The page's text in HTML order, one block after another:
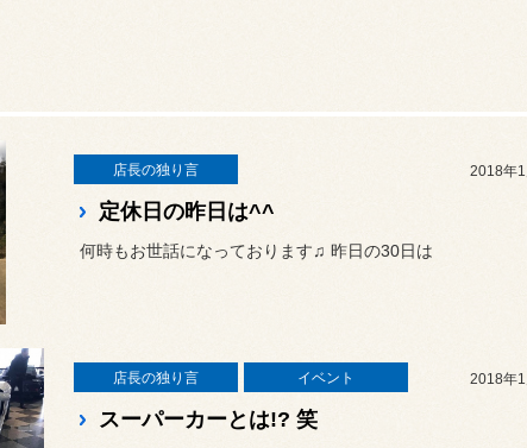
店長の独り言 2018年1
定休日の昨日は^^
何時もお世話になっております♫ 昨日の30日は
店長の独り言 イベント 2018年1
スーパーカーとは!? 笑